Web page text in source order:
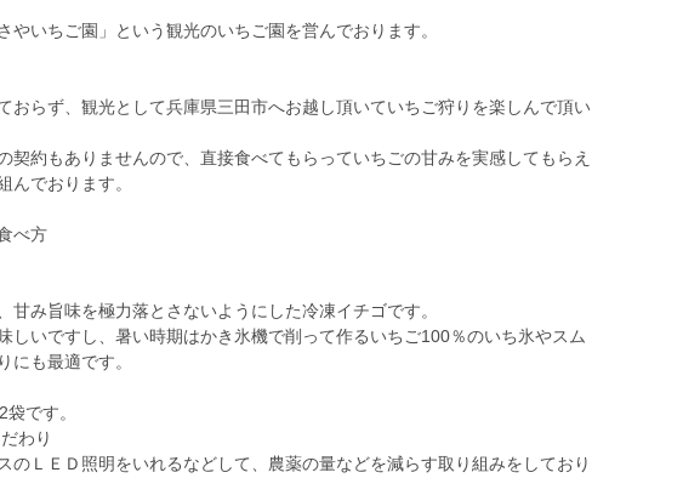
やいちご園」という観光のいちご園を営んでおります。
おらず、観光として兵庫県三田市へお越し頂いていちご狩りを楽しんで頂い
契約もありませんので、直接食べてもらっていちごの甘みを実感してもらえ
んでおります。
べ方
甘み旨味を極力落とさないようにした冷凍イチゴです。
しいですし、暑い時期はかき氷機で削って作るいちご100％のいち氷やスム
にも最適です。
です。
わり
のＬＥＤ照明をいれるなどして、農薬の量などを減らす取り組みをしており